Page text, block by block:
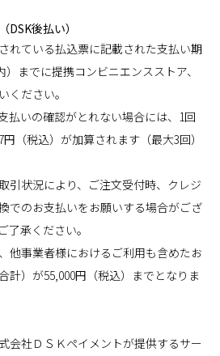
後払い）
れている払込票に記載された支払い期
までに提携コンビニエンスストア、
ください。
払いの確認がとれない場合には、1回
（税込）が加算されます（最大3回）
引状況により、ご注文受付時、クレジ
でのお支払いをお願いする場合がござ
了承ください。
他事業者様におけるご利用も含めたお
計）が55,000円（税込）までとなりま
会社ＤＳＫペイメントが提供するサー